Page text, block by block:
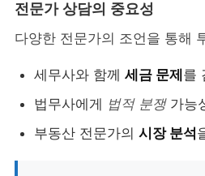
전문가 상담의 중요성
다양한 전문가의 조언을 통해
세무사와 함께 세금 문제 를
법무사에게 법적 분쟁가능
부동산 전문가의 시장 분석